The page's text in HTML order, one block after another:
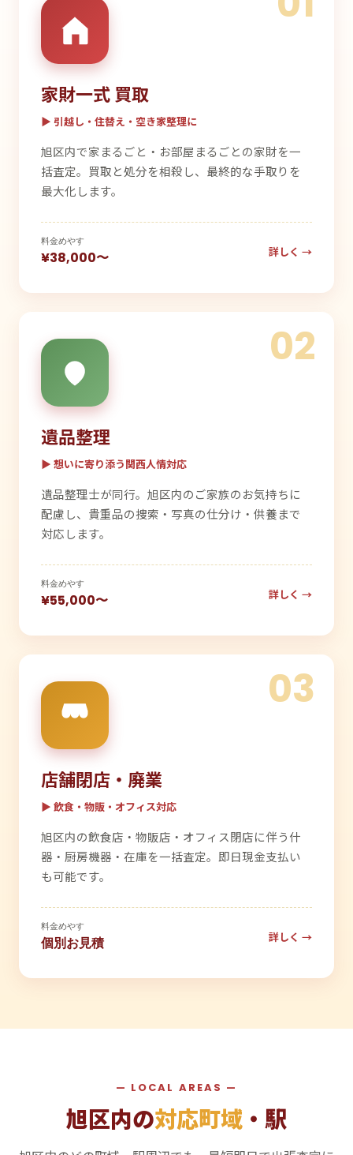
家財一式 買取
▶ 引越し・住替え・空き家整理に
旭区内で家まるごと・お部屋まるごとの家財を一
括査定。買取と処分を相殺し、最終的な手取りを
最大化します。
料金めやす
¥38,000〜 詳しく →
02
遺品整理
▶ 想いに寄り添う関西人情対応
遺品整理士が同行。旭区内のご家族のお気持ちに
配慮し、貴重品の捜索・写真の仕分け・供養まで
対応します。
料金めやす
¥55,000〜 詳しく →
03
店舗閉店・廃業
▶ 飲食・物販・オフィス対応
旭区内の飲食店・物販店・オフィス閉店に伴う什
器・厨房機器・在庫を一括査定。即日現金支払い
も可能です。
料金めやす
個別お見積 詳しく →
— LOCAL AREAS —
旭区内の対応町域 ・駅